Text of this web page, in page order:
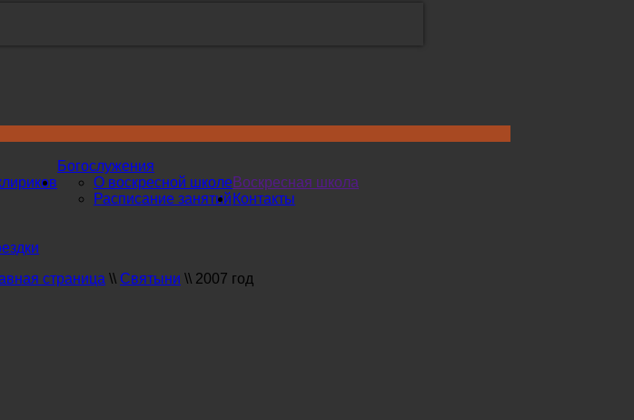
Богослужения
Воскресная школа
О воскресной школе
Расписание занятий Контакты
страница \\ Святыни \\ 2007 год